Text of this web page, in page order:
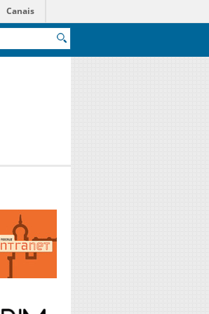
Canais